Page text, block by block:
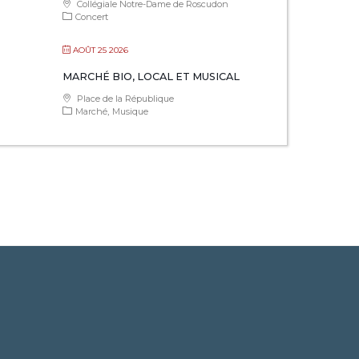
Collégiale Notre-Dame de Roscudon
Concert
AOÛT 25 2026
MARCHÉ BIO, LOCAL ET MUSICAL
Place de la République
Marché Musique